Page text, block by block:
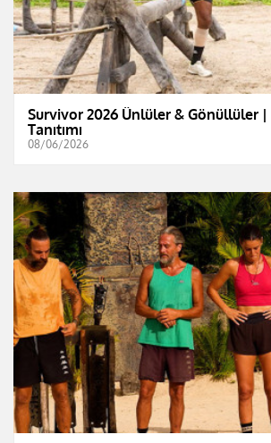
Survivor 2026 Ünlüler & Gönüllüler |
Tanıtımı
08/06/2026